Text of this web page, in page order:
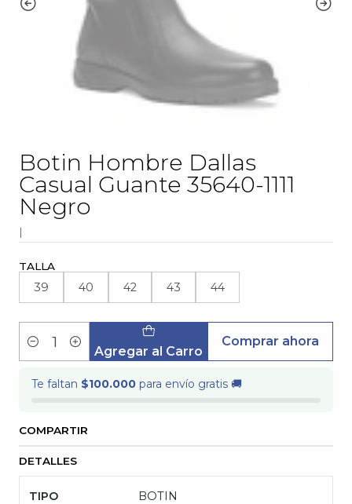
Botin Hombre Dallas
Casual Guante 35640-1111
Negro
|
TALLA
39 40 42 43 44
Cantidad Agregar al Carro
Comprar ahora
Te faltan $100.000 para envío gratis 🚚
COMPARTIR
DETALLES
TIPO
BOTIN